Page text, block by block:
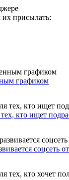
присылать:
графиком
кто ищет
соцсеть